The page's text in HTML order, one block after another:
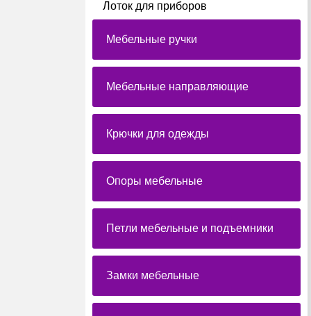
Лоток для приборов
Мебельные ручки
Мебельные направляющие
Крючки для одежды
Опоры мебельные
Петли мебельные и подъемники
Замки мебельные